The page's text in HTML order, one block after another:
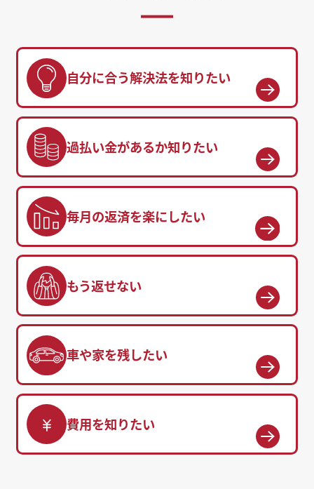
自分に合う解決法を知りたい
過払い金があるか知りたい
毎月の返済を楽にしたい
もう返せない
車や家を残したい
費用を知りたい